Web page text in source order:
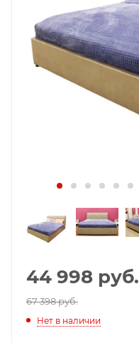
44 998 руб.
67 398 руб.
Нет в наличии